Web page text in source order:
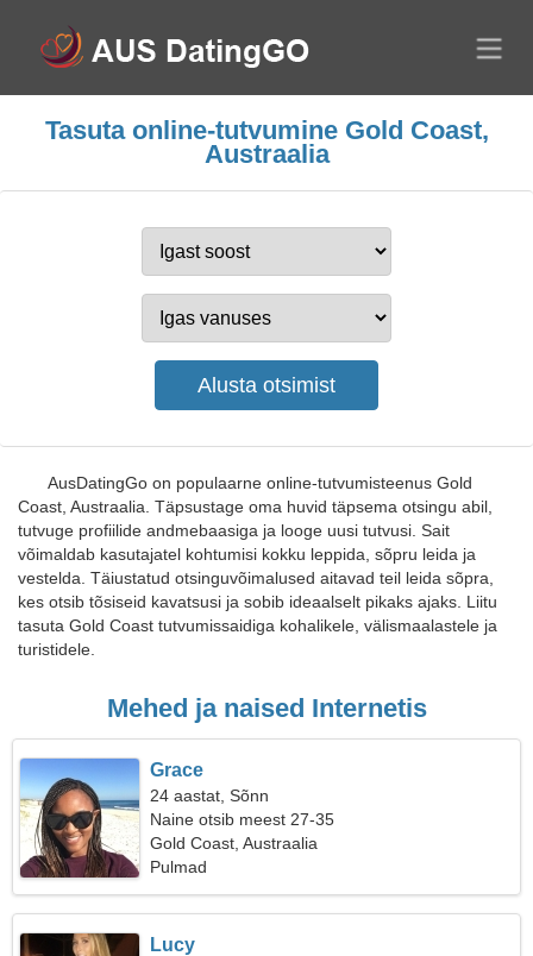
Tasuta online-tutvumine Gold Coast,
Austraalia
AusDatingGo on populaarne online-tutvumisteenus Gold
Coast, Austraalia. Täpsustage oma huvid täpsema otsingu abil,
tutvuge profiilide andmebaasiga ja looge uusi tutvusi. Sait
võimaldab kasutajatel kohtumisi kokku leppida, sõpru leida ja
vestelda. Täiustatud otsinguvõimalused aitavad teil leida sõpra,
kes otsib tõsiseid kavatsusi ja sobib ideaalselt pikaks ajaks. Liitu
tasuta Gold Coast tutvumissaidiga kohalikele, välismaalastele ja
turistidele.
Mehed ja naised Internetis
Grace
24 aastat, Sõnn
Naine otsib meest 27-35
Gold Coast, Austraalia
Pulmad
Lucy